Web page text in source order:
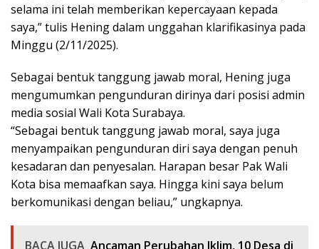
selama ini telah memberikan kepercayaan kepada
saya,” tulis Hening dalam unggahan klarifikasinya pada
Minggu (2/11/2025).
Sebagai bentuk tanggung jawab moral, Hening juga
mengumumkan pengunduran dirinya dari posisi admin
media sosial Wali Kota Surabaya.
“Sebagai bentuk tanggung jawab moral, saya juga
menyampaikan pengunduran diri saya dengan penuh
kesadaran dan penyesalan. Harapan besar Pak Wali
Kota bisa memaafkan saya. Hingga kini saya belum
berkomunikasi dengan beliau,” ungkapnya.
BACA JUGA Ancaman Perubahan Iklim, 10 Desa di